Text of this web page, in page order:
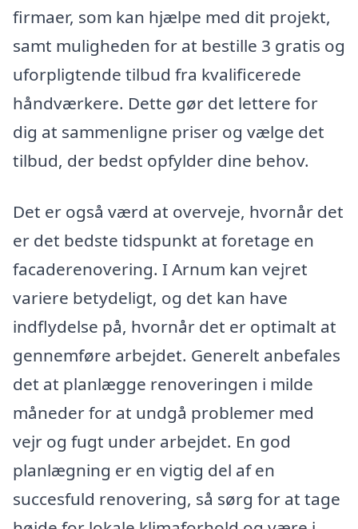
firmaer, som kan hjælpe med dit projekt,
samt muligheden for at bestille 3 gratis og
uforpligtende tilbud fra kvalificerede
håndværkere. Dette gør det lettere for
dig at sammenligne priser og vælge det
tilbud, der bedst opfylder dine behov.
Det er også værd at overveje, hvornår det
er det bedste tidspunkt at foretage en
facaderenovering. I Arnum kan vejret
variere betydeligt, og det kan have
indflydelse på, hvornår det er optimalt at
gennemføre arbejdet. Generelt anbefales
det at planlægge renoveringen i milde
måneder for at undgå problemer med
vejr og fugt under arbejdet. En god
planlægning er en vigtig del af en
succesfuld renovering, så sørg for at tage